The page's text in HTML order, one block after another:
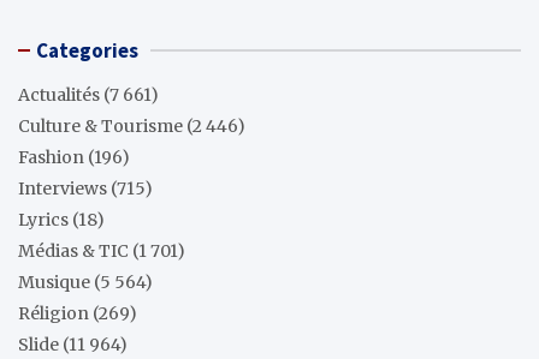
Categories
Actualités (7 661)
Culture & Tourisme (2 446)
Fashion (196)
Interviews (715)
Lyrics (18)
Médias & TIC (1 701)
Musique (5 564)
Réligion (269)
Slide (11 964)